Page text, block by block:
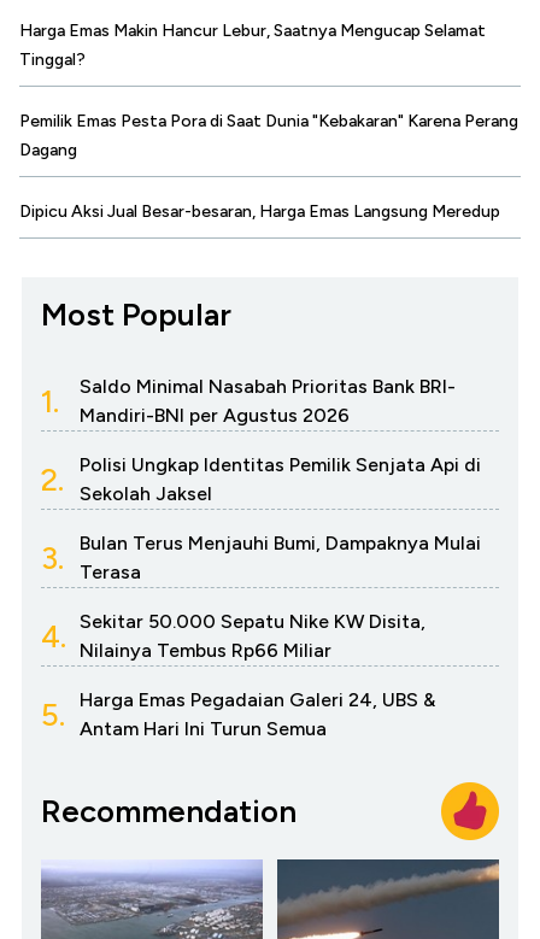
Harga Emas Makin Hancur Lebur, Saatnya Mengucap Selamat
Tinggal?
Pemilik Emas Pesta Pora di Saat Dunia "Kebakaran" Karena Perang
Dagang
Dipicu Aksi Jual Besar-besaran, Harga Emas Langsung Meredup
Most Popular
1.
Saldo Minimal Nasabah Prioritas Bank BRI-
Mandiri-BNI per Agustus 2026
2.
Polisi Ungkap Identitas Pemilik Senjata Api di
Sekolah Jaksel
3.
Bulan Terus Menjauhi Bumi, Dampaknya Mulai
Terasa
4.
Sekitar 50.000 Sepatu Nike KW Disita,
Nilainya Tembus Rp66 Miliar
5.
Harga Emas Pegadaian Galeri 24, UBS &
Antam Hari Ini Turun Semua
Recommendation